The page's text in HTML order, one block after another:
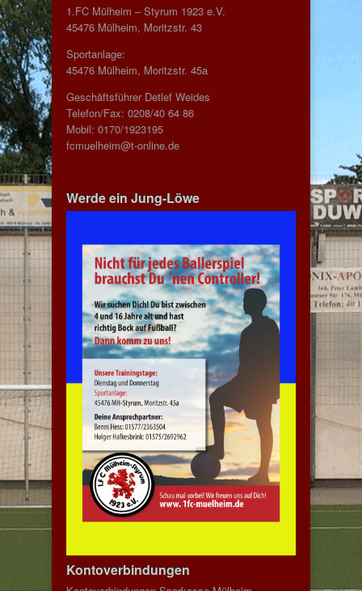
1.FC Mülheim – Styrum 1923 e.V.
45476 Mülheim, Moritzstr. 43
Sportanlage:
45476 Mülheim, Moritzstr. 45a
Geschäftsführer Detlef Weides
Telefon/Fax: 0208/40 64 86
Mobil: 0170/1923195
fcmuelheim@t-online.de
Werde ein Jung-Löwe
Kontoverbindungen